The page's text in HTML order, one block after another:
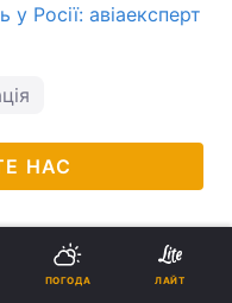
Росії: авіаексперт
НАС
ПОГОДА ЛАЙТ